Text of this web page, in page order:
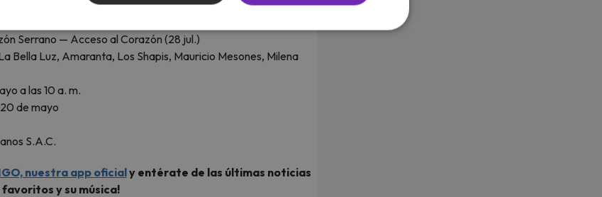
Serrano — Acceso al Corazón (28 jul.)
Luz, Amaranta, Los Shapis, Mauricio Mesones, Milena
a las 10 a. m.
20 de mayo
S.A.C.
nuestra app oficialy entérate de las últimas noticias
y su música!